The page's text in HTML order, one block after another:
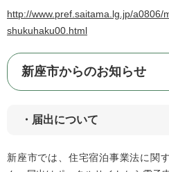
http://www.pref.saitama.lg.jp/a0806/
shukuhaku00.html
新座市からのお知らせ
・届出について
新座市では、住宅宿泊事業法に関